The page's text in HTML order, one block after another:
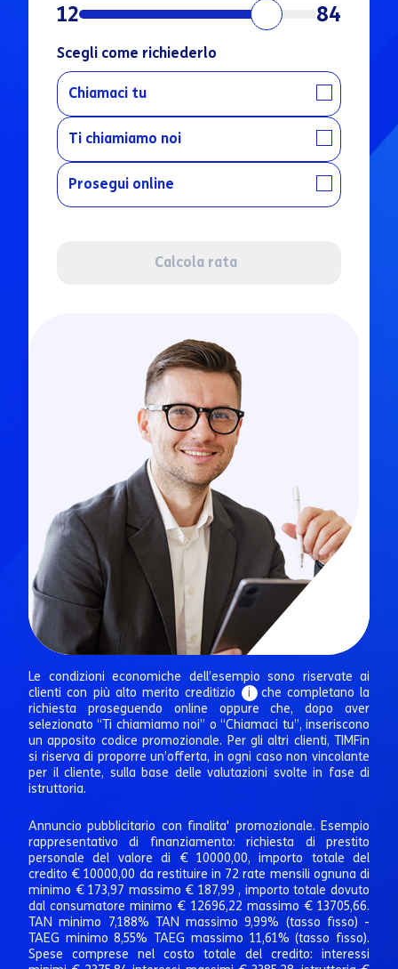
12 84
Scegli come richiederlo
Chiamaci tu
Ti chiamiamo noi
Prosegui online
Calcola rata
Le condizioni economiche dell’esempio sono riservate ai
clienti con più alto merito creditizio
i
che completano la
richiesta proseguendo online oppure che, dopo aver
selezionato “Ti chiamiamo noi” o “Chiamaci tu”, inseriscono
un apposito codice promozionale. Per gli altri clienti, TIMFin
si riserva di proporre un’offerta, in ogni caso non vincolante
per il cliente, sulla base delle valutazioni svolte in fase di
istruttoria.
Annuncio pubblicitario con finalita' promozionale. Esempio
rappresentativo di finanziamento: richiesta di prestito
personale del valore di € 10000,00, importo totale del
credito € 10000,00 da restituire in 72 rate mensili ognuna di
minimo € 173,97 massimo € 187,99 , importo totale dovuto
dal consumatore minimo € 12696,22 massimo € 13705,66.
TAN minimo 7,188% TAN massimo 9,99% (tasso fisso) -
TAEG minimo 8,55% TAEG massimo 11,61% (tasso fisso).
Spese comprese nel costo totale del credito: interessi